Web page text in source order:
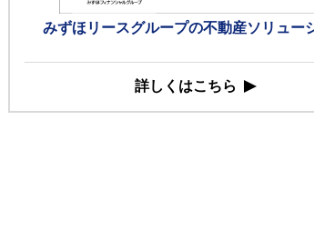
みずほリースグループの不動産ソリュー
詳しくはこちら